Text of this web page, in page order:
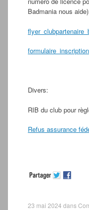
Badmania nous
Divers:
RIB du club pour
Refus assurance
23 mai 2024 dans